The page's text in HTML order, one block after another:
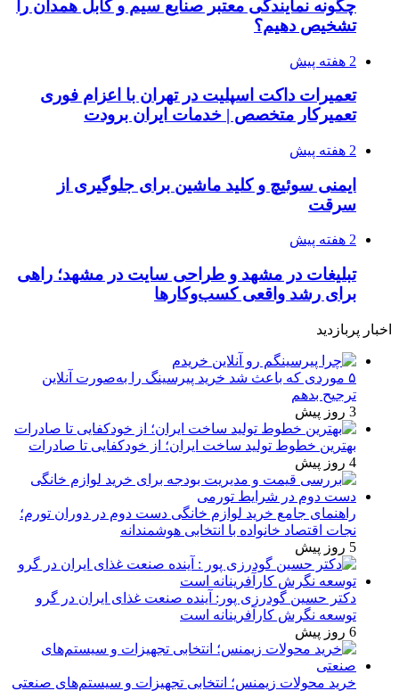
چگونه نمایندگی معتبر صنایع سیم و کابل همدان را
تشخیص دهیم؟
2 هفته پیش
تعمیرات داکت اسپلیت در تهران با اعزام فوری
تعمیرکار متخصص | خدمات ایران برودت
2 هفته پیش
ایمنی سوئیچ و کلید ماشین برای جلوگیری از
سرقت
2 هفته پیش
تبلیغات در مشهد و طراحی سایت در مشهد؛ راهی
برای رشد واقعی کسب‌وکارها
اخبار پربازدید
۵ موردی که باعث شد خرید پیرسینگ را به‌صورت آنلاین
ترجیح بدهم
3 روز پیش
بهترین خطوط تولید ساخت ایران؛ از خودکفایی تا صادرات
4 روز پیش
راهنمای جامع خرید لوازم خانگی دست دوم در دوران تورم؛
نجات اقتصاد خانواده با انتخابی هوشمندانه
5 روز پیش
دکتر حسین گودرزی پور: آینده صنعت غذای ایران در گرو
توسعه نگرش کارآفرینانه است
6 روز پیش
خرید محولات زیمنس؛ انتخابی تجهیزات و سیستم‌های صنعتی